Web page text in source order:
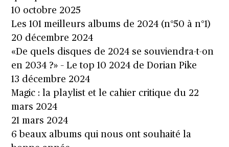
10 octobre 2025
Les 101 meilleurs albums de 2024 (n°50 à n°1)
20 décembre 2024
«De quels disques de 2024 se souviendra-t-on
en 2034 ?» – Le top 10 2024 de Dorian Pike
13 décembre 2024
Magic : la playlist et le cahier critique du 22
mars 2024
21 mars 2024
6 beaux albums qui nous ont souhaité la